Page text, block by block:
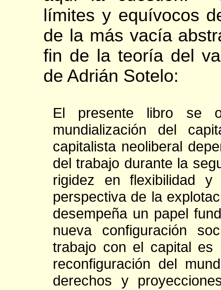
límites y equívocos
de la más vacía
fin de la teoría del
de Adrián Sotelo:
El presente libro se
mundialización del
capitalista neoliberal
del trabajo durante la
rigidez en flexibilidad
perspectiva de la
desempeña un papel
nueva configuración
trabajo con el capital es
reconfiguración del
derechos y